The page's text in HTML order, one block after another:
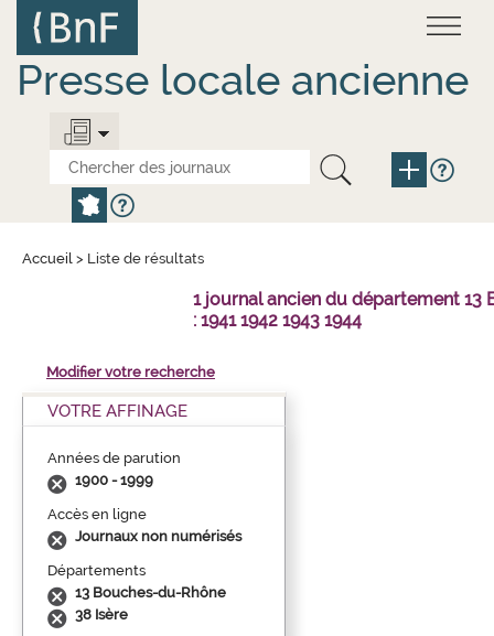
contenu
principal
Presse locale ancienne
Accueil > Liste de résultats
1 journal ancien du département
: 1941 1942 1943 1944
Modifier votre recherche
VOTRE AFFINAGE
Années de parution
1900 - 1999
Accès en ligne
Journaux non numérisés
Départements
13 Bouches-du-Rhône
38 Isère
Panneau de gestion des cookies